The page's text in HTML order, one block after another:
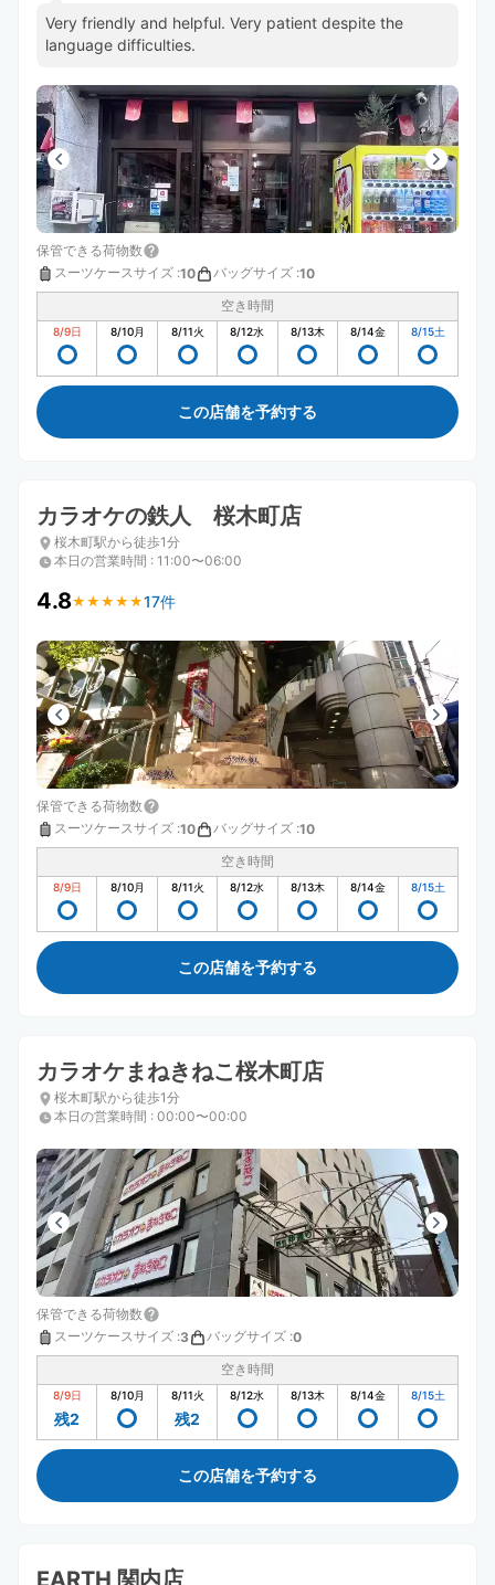
Very friendly and helpful. Very patient despite the
language difficulties.
保管できる荷物数
スーツケースサイズ :10 バッグサイズ :10
空き時間
8/9日 8/10月 8/11火 8/12水 8/13木 8/14金 8/15土
この店舗を予約する
カラオケの鉄人 桜木町店
桜木町駅から徒歩1分
本日の営業時間 : 11:00〜06:00
4.8★ ★ ★ ★ ★
★ ★ ★ ★ ★17件
保管できる荷物数
スーツケースサイズ :10 バッグサイズ :10
空き時間
8/9日 8/10月 8/11火 8/12水 8/13木 8/14金 8/15土
この店舗を予約する
カラオケまねきねこ桜木町店
桜木町駅から徒歩1分
本日の営業時間 : 00:00〜00:00
保管できる荷物数
スーツケースサイズ :3 バッグサイズ :0
空き時間
8/9日
残2
8/10月 8/11火
残2
8/12水 8/13木 8/14金 8/15土
この店舗を予約する
EARTH 関内店